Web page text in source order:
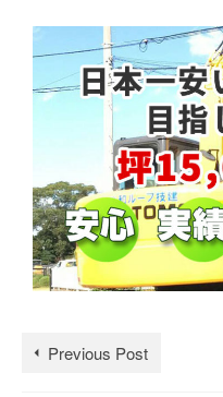
Previous Post